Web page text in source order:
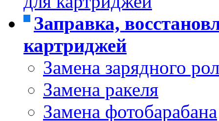
Заправка,
картриджей
Замена зарядного
Замена ракеля
Замена фотобарабана